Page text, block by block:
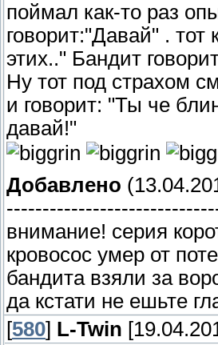
поймал как-то раз
говорит:"Давай" .
этих.." Бандит
Ну тот под страхом
и говорит: "Ты че
давай!"
Добавлено
внимание! серия
кровосос умер от
бандита взяли за
да кстати не ешьте
[580] L-Twin